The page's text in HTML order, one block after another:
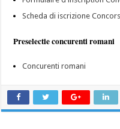
Scheda di iscrizione
Preselectie concurenti romani
Concurenti romani